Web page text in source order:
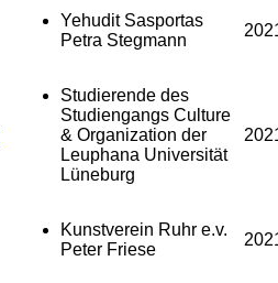
Yehudit Sasportas
Petra Stegmann
Studierende des
Studiengangs Culture
& Organization der
Leuphana Universität
Lüneburg
Kunstverein Ruhr e.v.
Peter Friese